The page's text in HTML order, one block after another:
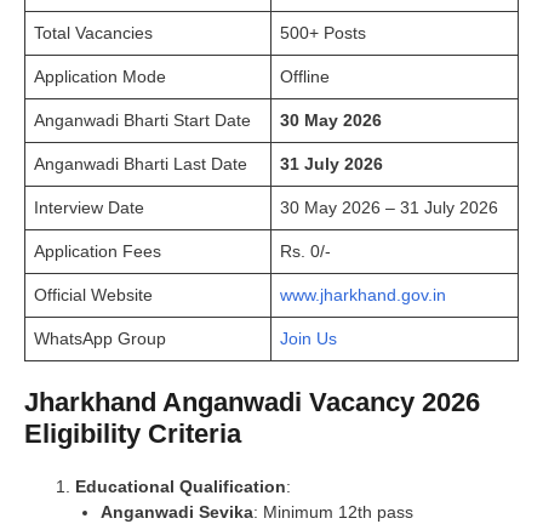
Total Vacancies 500+ Posts
Application Mode Offline
Anganwadi Bharti Start Date 30 May 2026
Anganwadi Bharti Last Date 31 July 2026
Interview Date 30 May 2026 – 31 July 2026
Application Fees Rs. 0/-
Official Website www.jharkhand.gov.in
WhatsApp Group Join Us
Jharkhand Anganwadi Vacancy 2026
Eligibility Criteria
Educational Qualification:
Anganwadi Sevika: Minimum 12th pass